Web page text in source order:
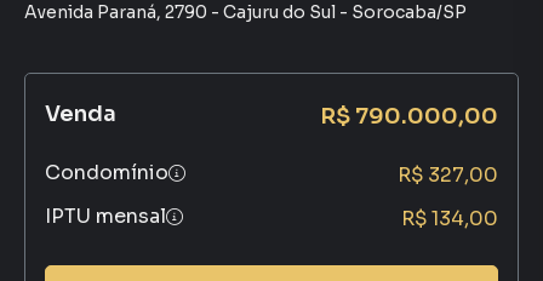
Avenida Paraná, 2790 - Cajuru do Sul - Sorocaba/SP
Venda R$ 790.000,00
Condomínio
R$ 327,00
IPTU mensal
R$ 134,00